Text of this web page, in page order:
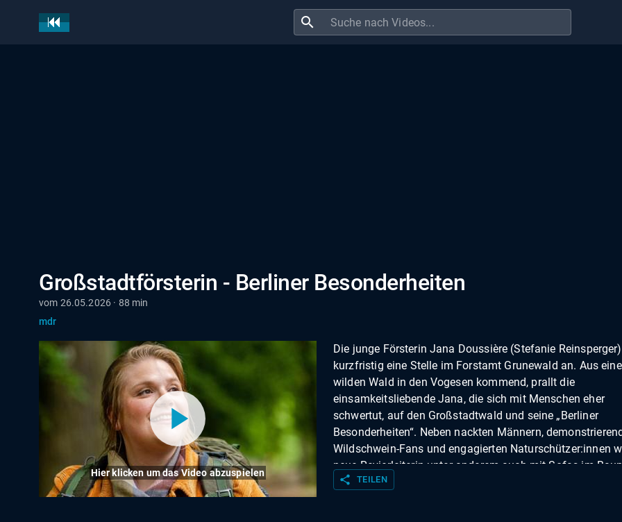
search
Großstadtförsterin - Berliner Besonderheiten
vom 26.05.2026 · 88 min
mdr
Hier klicken um das Video abzuspielen
Die junge Försterin Jana Doussière (Stefanie
kurzfristig eine Stelle im Forstamt Grunewald an. Aus
wilden Wald in den Vogesen kommend, prallt die
einsamkeitsliebende Jana, die sich mit Menschen eher
schwertut, auf den Großstadtwald und seine „Berliner
Besonderheiten“. Neben nackten Männern,
Wildschwein-Fans und engagierten Naturschützer:innen
neue Revierleiterin unter anderem auch mit Sofas im
konfrontiert, mit einem geheimnisvollen Stadtjäger
share TEILEN